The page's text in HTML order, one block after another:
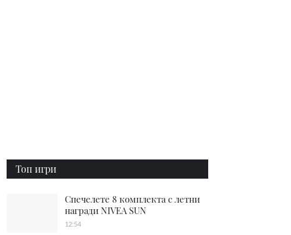
Топ игри
Спечелете 8 комплекта с летни
награди NIVEA SUN
12:54